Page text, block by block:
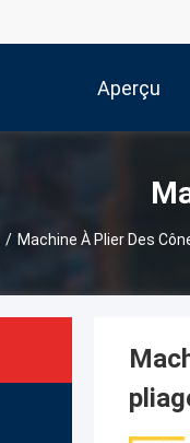
Aperçu
/ Machine À Plier Des